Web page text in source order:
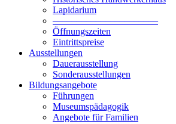
Lapidarium
––––––––––––––––––––––
Öffnungszeiten
Eintrittspreise
Ausstellungen
Dauerausstellung
Sonderausstellungen
Bildungsangebote
Führungen
Museumspädagogik
Angebote für Familien